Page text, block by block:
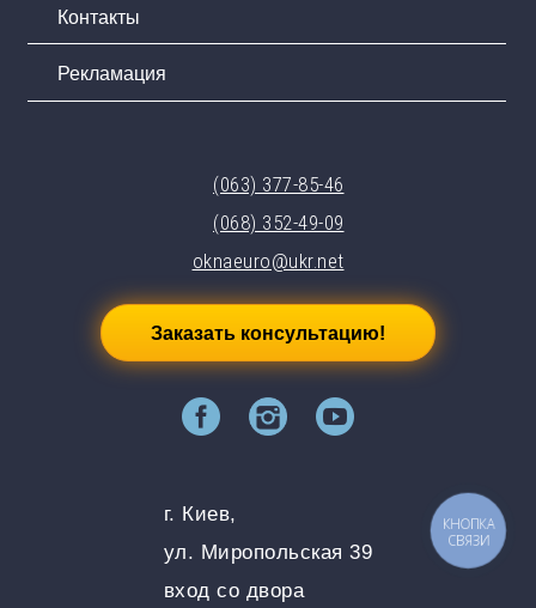
Контакты
Рекламация
г. Киев,
ул. Миропольская 39
вход со двора
Заказать консультацию!
(063) 377-85-46
(068) 352-49-09
oknaeuro@ukr.net
КНОПКА
СВЯЗИ